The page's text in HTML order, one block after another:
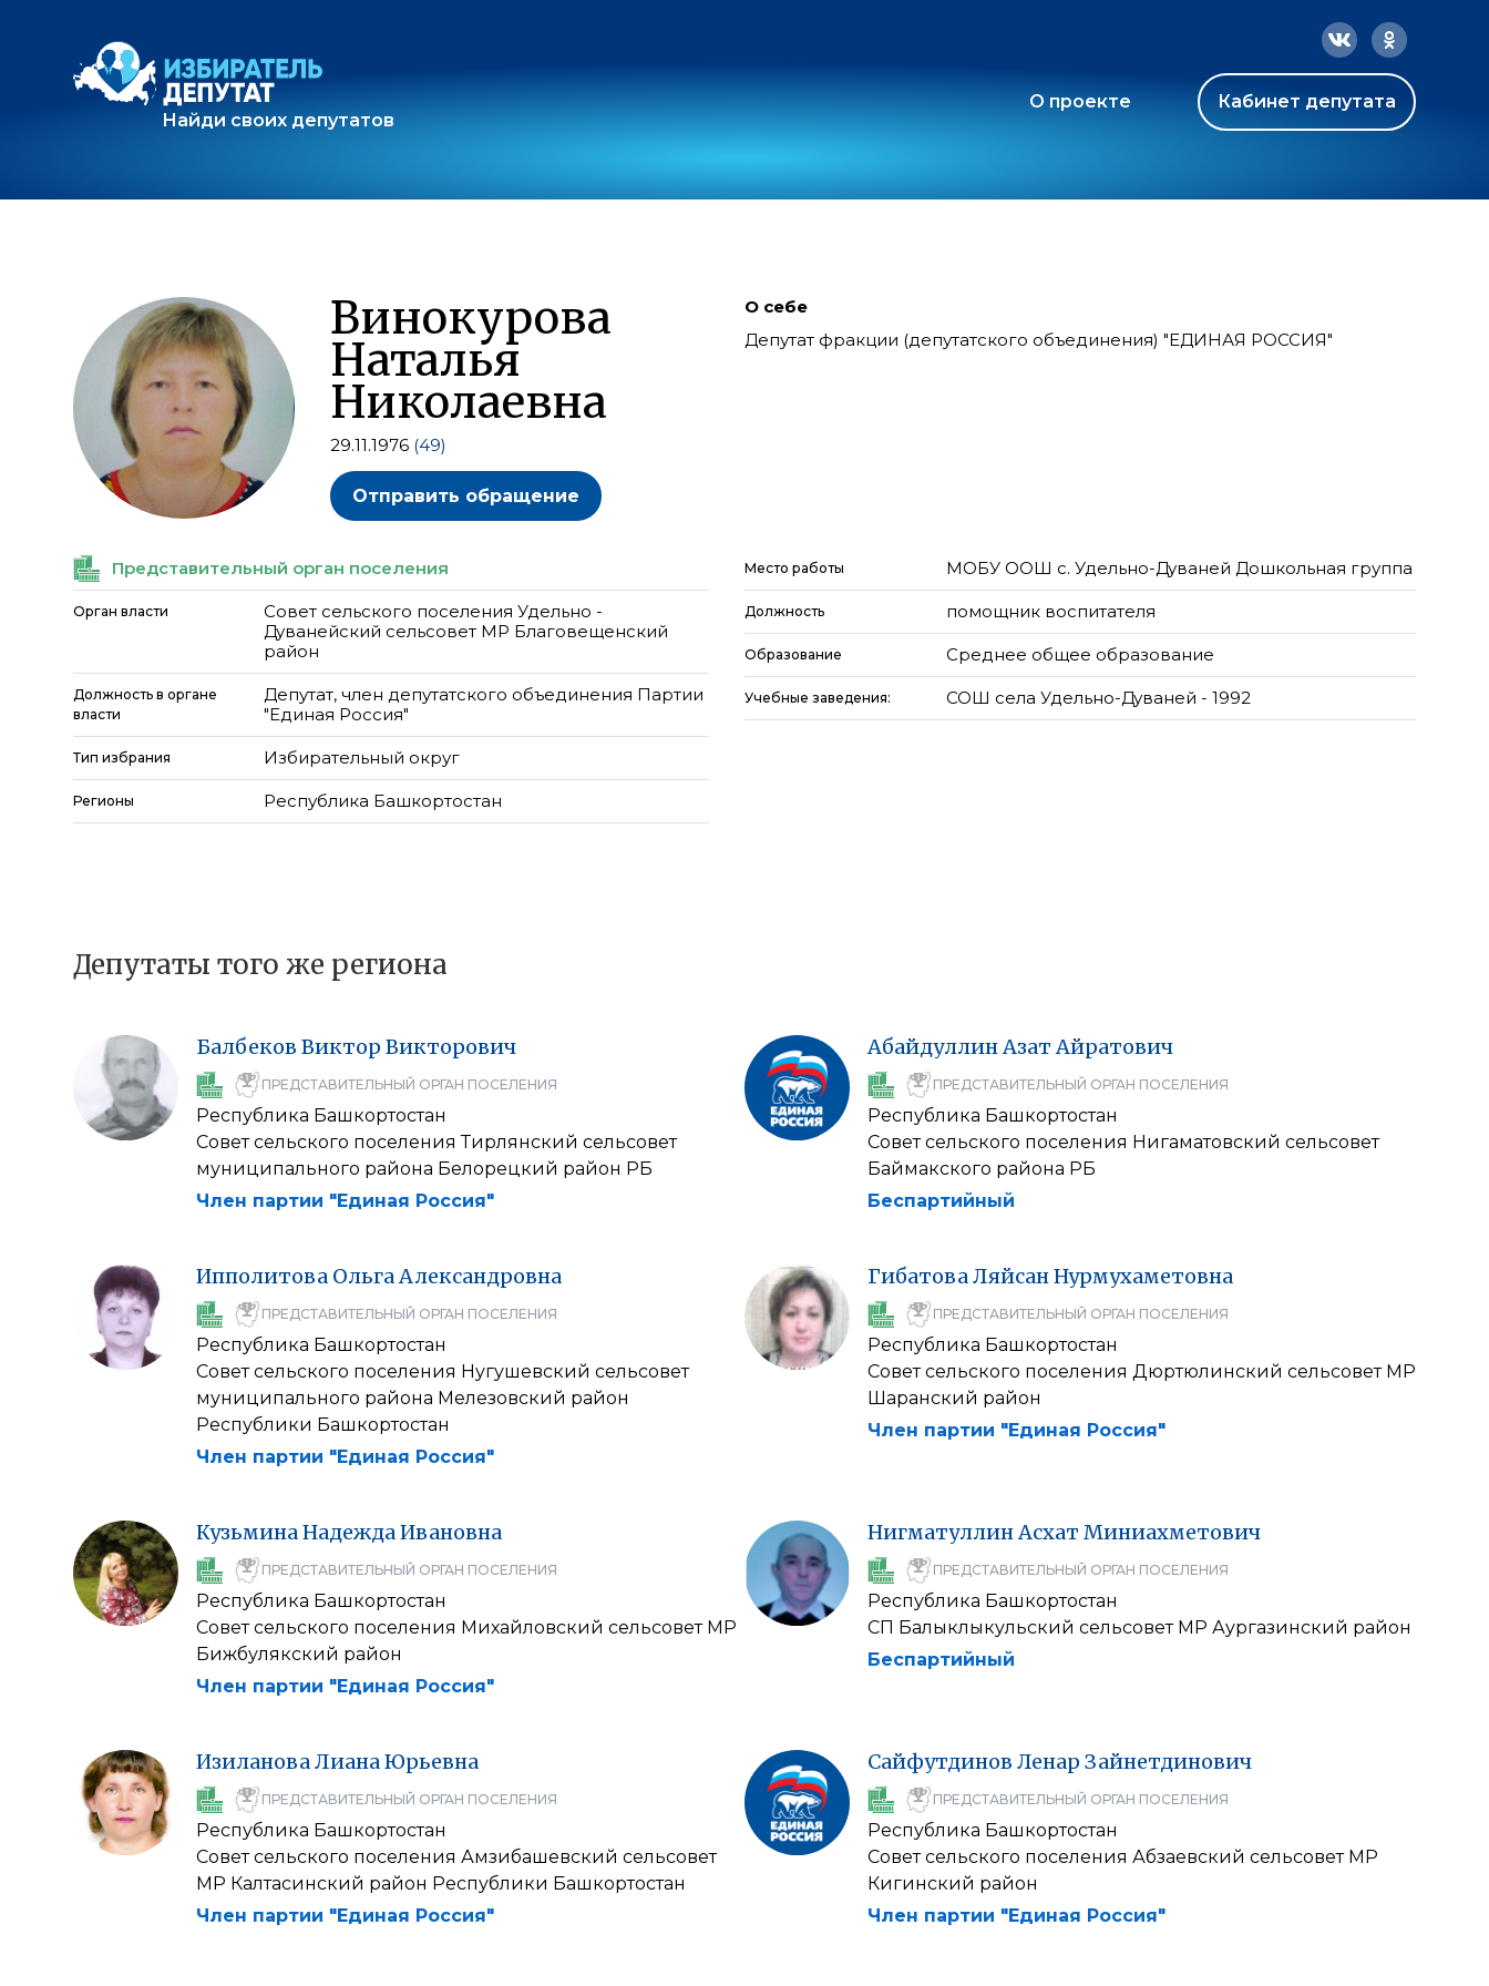
Найди своих депутатов
О проекте Кабинет депутата
Винокурова
Наталья
Николаевна
29.11.1976 (49)
Отправить обращение
О себе
Депутат фракции (депутатского объединения) "ЕДИНАЯ РОССИЯ"
Представительный орган поселения
Орган власти
Совет сельского поселения Удельно -
Дуванейский сельсовет МР Благовещенский
район
Должность в органе
власти
Депутат, член депутатского объединения Партии
"Единая Россия"
Тип избрания Избирательный округ
Регионы Республика Башкортостан
Место работы МОБУ ООШ с. Удельно-Дуваней Дошкольная группа
Должность помощник воспитателя
Образование Среднее общее образование
Учебные заведения: СОШ села Удельно-Дуваней - 1992
Депутаты того же региона
Балбеков Виктор Викторович
ПРЕДСТАВИТЕЛЬНЫЙ ОРГАН ПОСЕЛЕНИЯ
Республика Башкортостан
Совет сельского поселения Тирлянский сельсовет
муниципального района Белорецкий район РБ
Член партии "Единая Россия"
АбайдуллинАзат Айратович
ПРЕДСТАВИТЕЛЬНЫЙ ОРГАН ПОСЕЛЕНИЯ
Республика Башкортостан
Совет сельского поселения Нигаматовский сельсовет
Баймакского района РБ
Беспартийный
Ипполитова ОльгаАлександровна
ПРЕДСТАВИТЕЛЬНЫЙ ОРГАН ПОСЕЛЕНИЯ
Республика Башкортостан
Совет сельского поселения Нугушевский сельсовет
муниципального района Мелезовский район
Республики Башкортостан
Член партии "Единая Россия"
ГибатоваЛяйсанНурмухаметовна
ПРЕДСТАВИТЕЛЬНЫЙ ОРГАН ПОСЕЛЕНИЯ
Республика Башкортостан
Совет сельского поселения Дюртюлинский сельсовет МР
Шаранский район
Член партии "Единая Россия"
КузьминаНадеждаИвановна
ПРЕДСТАВИТЕЛЬНЫЙ ОРГАН ПОСЕЛЕНИЯ
Республика Башкортостан
Совет сельского поселения Михайловский сельсовет МР
Бижбулякский район
Член партии "Единая Россия"
НигматуллинАсхат Миниахметович
ПРЕДСТАВИТЕЛЬНЫЙ ОРГАН ПОСЕЛЕНИЯ
Республика Башкортостан
СП Балыклыкульский сельсовет МР Аургазинский район
Беспартийный
ИзилановаЛианаЮрьевна
ПРЕДСТАВИТЕЛЬНЫЙ ОРГАН ПОСЕЛЕНИЯ
Республика Башкортостан
Совет сельского поселения Амзибашевский сельсовет
МР Калтасинский район Республики Башкортостан
Член партии "Единая Россия"
Сайфутдинов Ленар Зайнетдинович
ПРЕДСТАВИТЕЛЬНЫЙ ОРГАН ПОСЕЛЕНИЯ
Республика Башкортостан
Совет сельского поселения Абзаевский сельсовет МР
Кигинский район
Член партии "Единая Россия"